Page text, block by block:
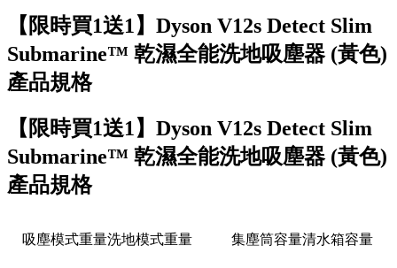
【限時買1送1】Dyson V12s Detect Slim
Submarine™ 乾濕全能洗地吸塵器 (黃色)
產品規格
【限時買1送1】Dyson V12s Detect Slim
Submarine™ 乾濕全能洗地吸塵器 (黃色)
產品規格
吸塵模式重量洗地模式重量 集塵筒容量清水箱容量